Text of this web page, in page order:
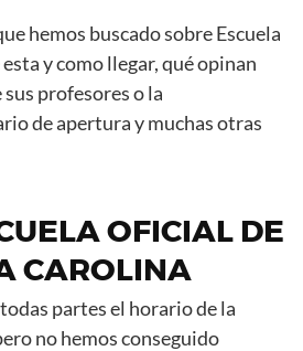
hemos buscado sobre Escuela
y como llegar, qué opinan
profesores o la
de apertura y muchas otras
OFICIAL DE
CAROLINA
partes el horario de la
no hemos conseguido